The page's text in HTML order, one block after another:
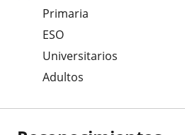
Primaria
ESO
Universitarios
Adultos